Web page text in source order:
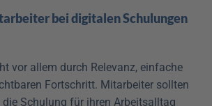
bei digitalen Schulungen
vor allem durch Relevanz, einfache
Fortschritt. Mitarbeiter sollten
Schulung für ihren Arbeitsalltag